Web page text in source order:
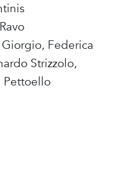
Federica
Strizzolo,
Pettoello